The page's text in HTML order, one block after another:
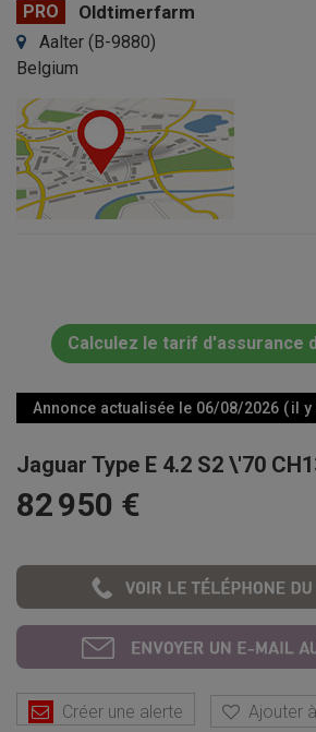
PRO Oldtimerfarm
Aalter (B-9880)
Belgium
Calculez le tarif d'assurance
Annonce actualisée le 06/08/2026 ( il y
Jaguar Type E 4.2 S2 \'70
82 950 €
Créer une alerte Ajouter